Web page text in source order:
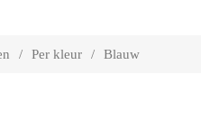
/ Per kleur / Blauw